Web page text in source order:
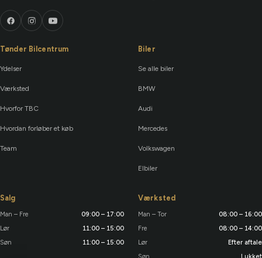
Tønder Bilcentrum
Ydelser
Værksted
Hvorfor TBC
Hvordan forløber et køb
Team
Biler
Se alle biler
BMW
Audi
Mercedes
Volkswagen
Elbiler
Salg
Man – Fre
09:00 – 17:00
Lør
11:00 – 15:00
Søn
11:00 – 15:00
Værksted
Man – Tor
08:00 – 16:00
Fre
08:00 – 14:00
Lør
Efter aftale